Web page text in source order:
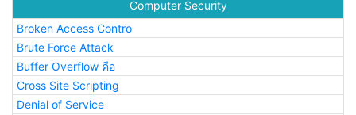
Computer Security
Broken Access Contro
Brute Force Attack
Buffer Overflow คือ
Cross Site Scripting
Denial of Service